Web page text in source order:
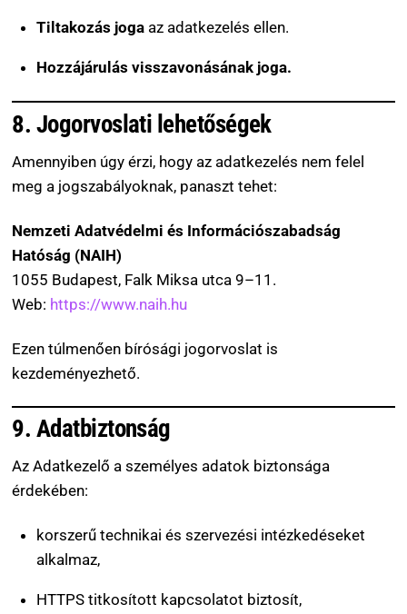
Tiltakozás joga az adatkezelés ellen.
Hozzájárulás visszavonásának joga.
8. Jogorvoslati lehetőségek
Amennyiben úgy érzi, hogy az adatkezelés nem felel
meg a jogszabályoknak, panaszt tehet:
Nemzeti Adatvédelmi és Információszabadság
Hatóság (NAIH)
1055 Budapest, Falk Miksa utca 9–11.
Web: https://www.naih.hu
Ezen túlmenően bírósági jogorvoslat is
kezdeményezhető.
9. Adatbiztonság
Az Adatkezelő a személyes adatok biztonsága
érdekében:
korszerű technikai és szervezési intézkedéseket
alkalmaz,
HTTPS titkosított kapcsolatot biztosít,